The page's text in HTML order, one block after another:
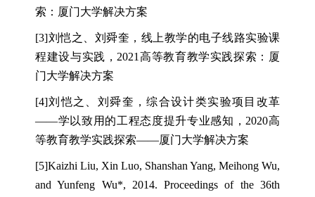
索：厦门大学解决方案
[3]刘恺之、刘舜奎，线上教学的电子线路实验课
程建设与实践，2021高等教育教学实践探索：厦
门大学解决方案
[4]刘恺之、刘舜奎，综合设计类实验项目改革
——学以致用的工程态度提升专业感知，2020高
等教育教学实践探索——厦门大学解决方案
[5]Kaizhi Liu, Xin Luo, Shanshan Yang, Meihong Wu,
and Yunfeng Wu*, 2014. Proceedings of the 36th